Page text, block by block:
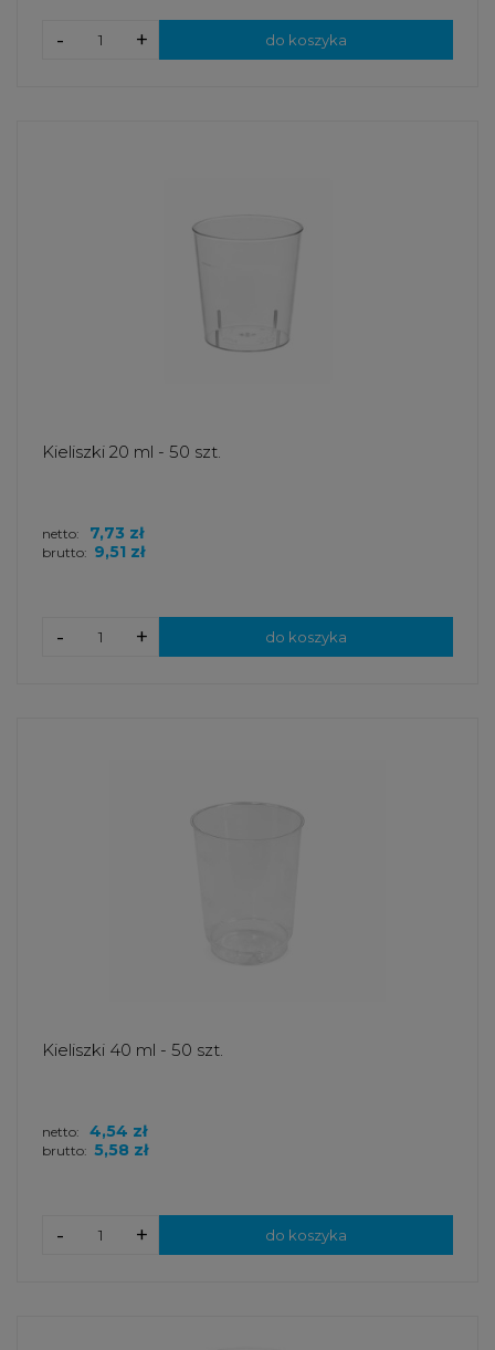
+
- do koszyka
Kieliszki 20 ml - 50 szt.
brutto: 9,51 zł
netto: 7,73 zł
+
- do koszyka
Kieliszki 40 ml - 50 szt.
brutto: 5,58 zł
netto: 4,54 zł
+
- do koszyka